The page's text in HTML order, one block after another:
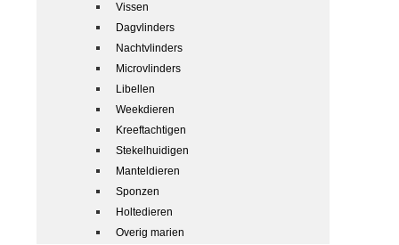
Vissen
Dagvlinders
Nachtvlinders
Microvlinders
Libellen
Weekdieren
Kreeftachtigen
Stekelhuidigen
Manteldieren
Sponzen
Holtedieren
Overig marien